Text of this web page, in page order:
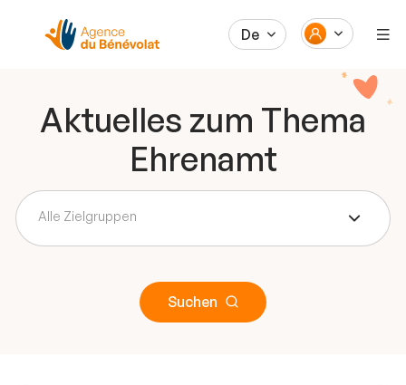
De
Aktuelles zum Thema
Ehrenamt
Alle Zielgruppen
Suchen